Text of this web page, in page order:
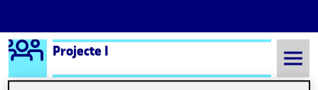
Saltar al contingut
Logo Ágora
Projecte I